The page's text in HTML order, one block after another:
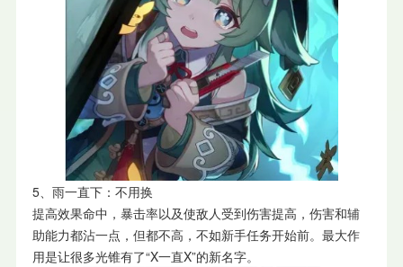
5、雨一直下：不用换
提高效果命中，暴击率以及使敌人受到伤害提高，伤害和辅
助能力都沾一点，但都不高，不如新手任务开始前。最大作
用是让很多光锥有了“X一直X”的新名字。